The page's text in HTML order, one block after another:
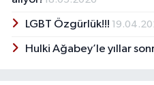
LGBT Özgürlük!!!
Hulki Ağabey’le yıllar